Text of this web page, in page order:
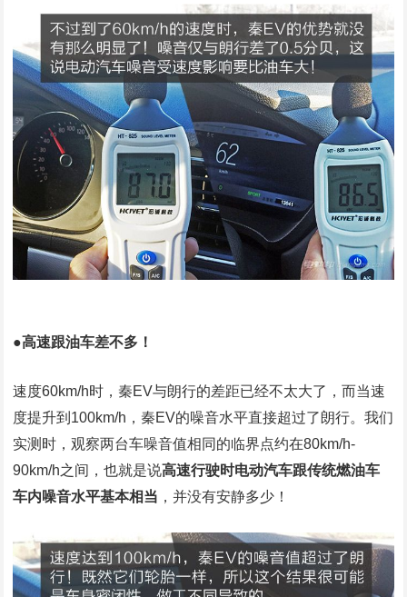
●高速跟油车差不多！
速度60km/h时，秦EV与朗行的差距已经不太大了，而当速
度提升到100km/h，秦EV的噪音水平直接超过了朗行。我们
实测时，观察两台车噪音值相同的临界点约在80km/h-
90km/h之间，也就是说高速行驶时电动汽车跟传统燃油车
车内噪音水平基本相当 ，并没有安静多少！